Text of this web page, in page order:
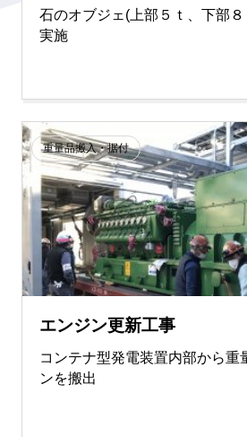
石のオブジェ(上部５ｔ、下部
実施
重量品搬入・据付
エンジン更新工事
コンテナ型発電装置内部から重
ンを搬出